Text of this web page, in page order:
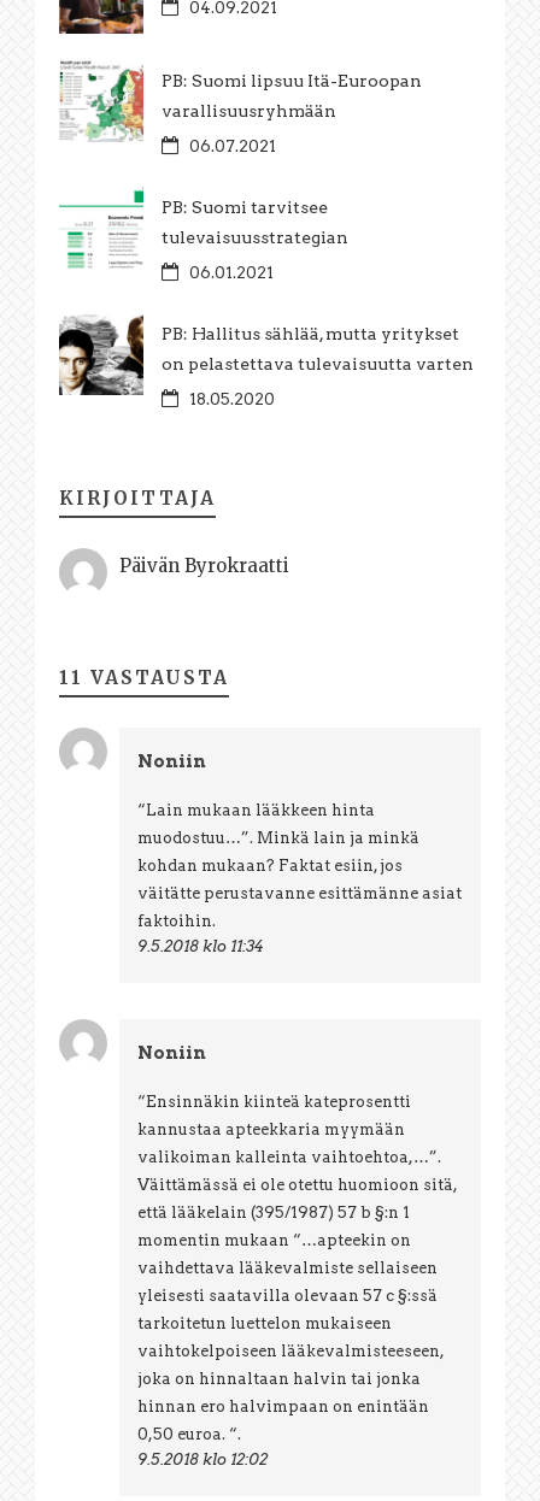
04.09.2021
PB: Suomi lipsuu Itä-Euroopan
varallisuusryhmään
06.07.2021
PB: Suomi tarvitsee
tulevaisuusstrategian
06.01.2021
PB: Hallitus sählää, mutta yritykset
on pelastettava tulevaisuutta varten
18.05.2020
KIRJOITTAJA
Päivän Byrokraatti
11 VASTAUSTA
Noniin
“Lain mukaan lääkkeen hinta
muodostuu…”. Minkä lain ja minkä
kohdan mukaan? Faktat esiin, jos
väitätte perustavanne esittämänne asiat
faktoihin.
9.5.2018 klo 11:34
Noniin
“Ensinnäkin kiinteä kateprosentti
kannustaa apteekkaria myymään
valikoiman kalleinta vaihtoehtoa,…”.
Väittämässä ei ole otettu huomioon sitä,
että lääkelain (395/1987) 57 b §:n 1
momentin mukaan “…apteekin on
vaihdettava lääkevalmiste sellaiseen
yleisesti saatavilla olevaan 57 c §:ssä
tarkoitetun luettelon mukaiseen
vaihtokelpoiseen lääkevalmisteeseen,
joka on hinnaltaan halvin tai jonka
hinnan ero halvimpaan on enintään
0,50 euroa. “.
9.5.2018 klo 12:02